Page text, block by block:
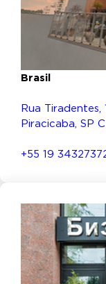
Brasil
Rua Tiradentes,
Piracicaba, SP
+55 19